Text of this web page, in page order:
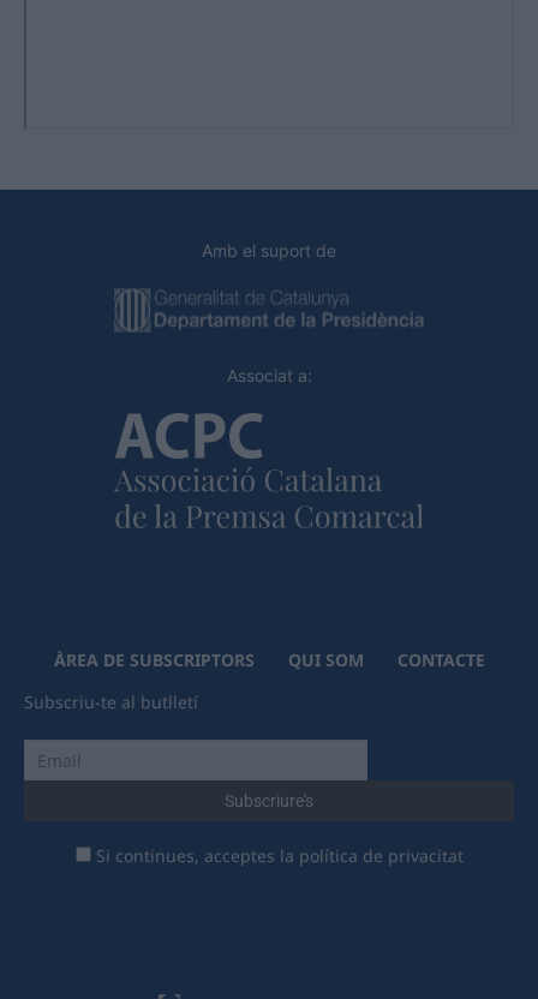
Amb el suport de
Associat a:
ÀREA DE SUBSCRIPTORS QUI SOM
CONTACTE
Subscriu-te al butlletí
Si continues, acceptes la política de privacitat